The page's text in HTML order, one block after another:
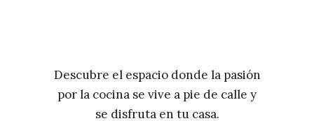
Descubre el espacio donde la pasión
por la cocina se vive a pie de calle y
se disfruta en tu casa.